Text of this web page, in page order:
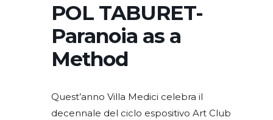
POL TABURET-
Paranoia as a
Method
Quest’anno Villa Medici celebra il
decennale del ciclo espositivo Art Club